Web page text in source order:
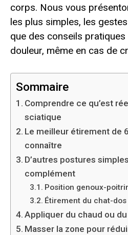
corps. Nous vous
les plus simples, les
que des conseils
douleur, même en cas de
Sommaire
Comprendre ce qu’est
sciatique
Le meilleur étirement de
connaître
D’autres postures
complément
Position genoux-
Étirement du chat-dos
Appliquer du chaud ou
Masser la zone pour